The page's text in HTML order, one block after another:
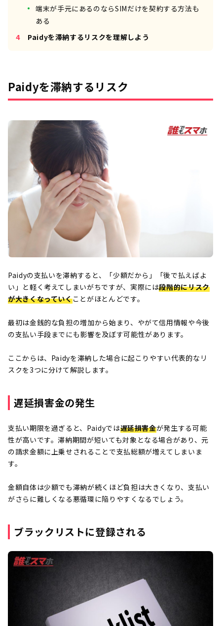
端末が手元にあるのならSIMだけを契約する方法も
ある
Paidyを滞納するリスクを理解しよう
Paidyを滞納するリスク
Paidyの支払いを滞納すると、「少額だから」「後で払えばよ
い」と軽く考えてしまいがちですが、実際には段階的にリスク
が大きくなっていくことがほとんどです。
最初は金銭的な負担の増加から始まり、やがて信用情報や今後
の支払い手段までにも影響を及ぼす可能性があります。
ここからは、Paidyを滞納した場合に起こりやすい代表的なリ
スクを3つに分けて解説します。
遅延損害金の発生
支払い期限を過ぎると、Paidyでは遅延損害金が発生する可能
性が高いです。滞納期間が短いても対象となる場合があり、元
の請求金額に上乗せされることで支払総額が増えてしまいま
す。
金額自体は少額でも滞納が続くほど負担は大きくなり、支払い
がさらに難しくなる悪循環に陥りやすくなるでしょう。
ブラックリストに登録される